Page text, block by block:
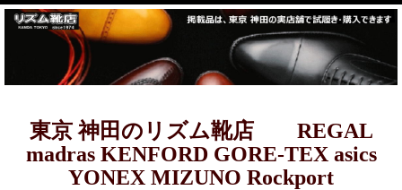
東京 神田のリズム靴店 REGAL
madras KENFORD GORE-TEX asics
YONEX MIZUNO Rockport